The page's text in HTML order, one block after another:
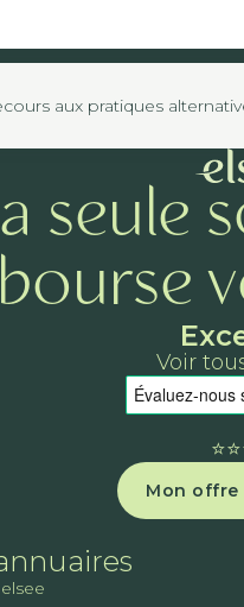
aux pratiques
seule
Voir
Mon offre